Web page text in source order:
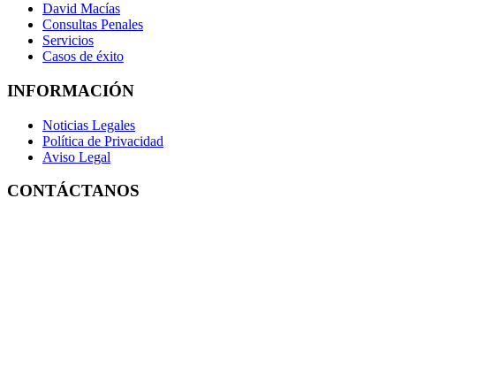
David Macías
Consultas Penales
Servicios
Casos de éxito
INFORMACIÓN
Noticias Legales
Política de Privacidad
Aviso Legal
CONTÁCTANOS